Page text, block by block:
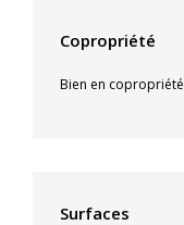
Copropriété
Bien en copropriété
Surfaces